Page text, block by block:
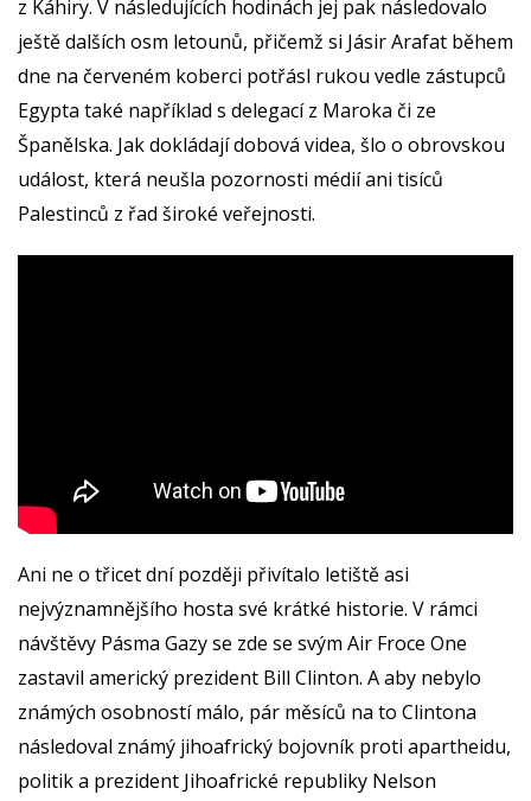
z Káhiry. V následujících hodinách jej pak následovalo
ještě dalších osm letounů, přičemž si Jásir Arafat během
dne na červeném koberci potřásl rukou vedle zástupců
Egypta také například s delegací z Maroka či ze
Španělska. Jak dokládají dobová videa, šlo o obrovskou
událost, která neušla pozornosti médií ani tisíců
Palestinců z řad široké veřejnosti.
Ani ne o třicet dní později přivítalo letiště asi
nejvýznamnějšího hosta své krátké historie. V rámci
návštěvy Pásma Gazy se zde se svým Air Froce One
zastavil americký prezident Bill Clinton. A aby nebylo
známých osobností málo, pár měsíců na to Clintona
následoval známý jihoafrický bojovník proti apartheidu,
politik a prezident Jihoafrické republiky Nelson